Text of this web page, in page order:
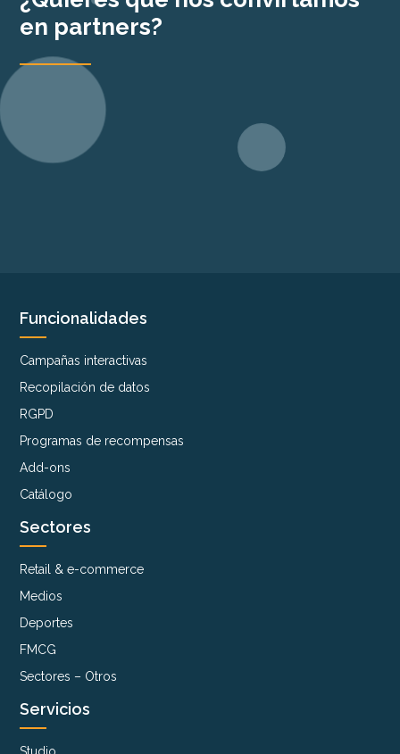
en partners?
Funcionalidades
Campañas interactivas
Recopilación de datos
RGPD
Programas de recompensas
Add-ons
Catálogo
Sectores
Retail & e-commerce
Medios
Deportes
FMCG
Sectores – Otros
Servicios